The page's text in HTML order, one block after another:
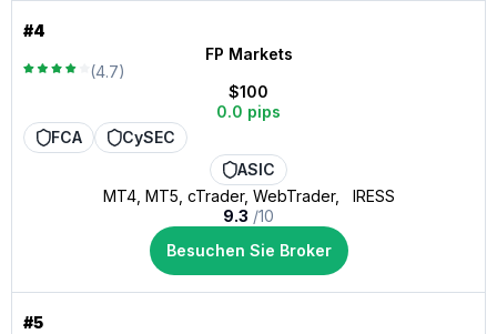
#4
FP Markets
(4.7)
$100
0.0 pips
FCA
CySEC
ASIC
MT4, MT5, cTrader, WebTrader, IRESS
9.3 /10
Besuchen Sie Broker
#5